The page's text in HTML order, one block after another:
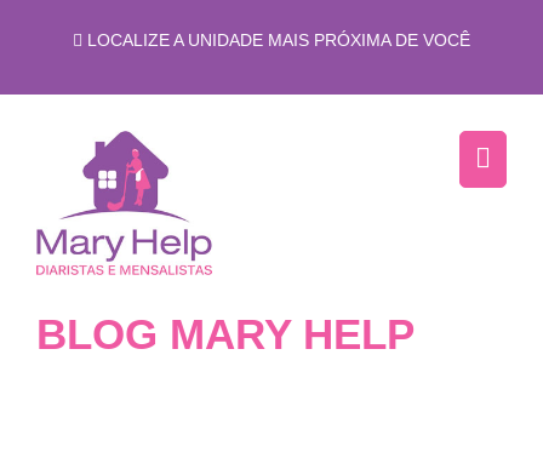
LOCALIZE A UNIDADE MAIS PRÓXIMA DE VOCÊ
BLOG MARY HELP